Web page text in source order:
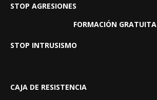
STOP AGRESIONES
FORMACIÓN GRATUITA
STOP INTRUSISMO
CAJA DE RESISTENCIA